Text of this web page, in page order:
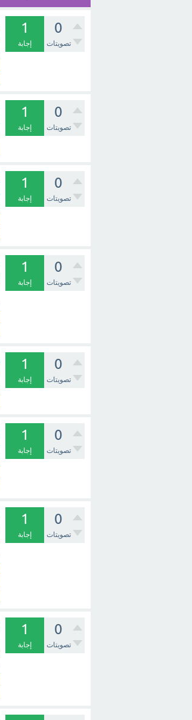
0
تصويتات
1
إجابة
0
تصويتات
1
إجابة
0
تصويتات
1
إجابة
0
تصويتات
1
إجابة
0
تصويتات
1
إجابة
0
تصويتات
1
إجابة
0
تصويتات
1
إجابة
0
تصويتات
1
إجابة